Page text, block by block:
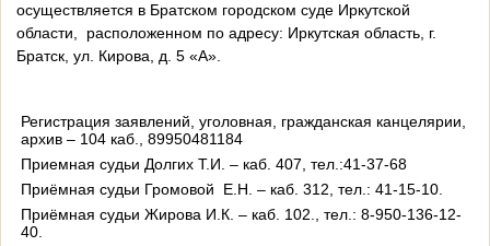
осуществляется в Братском городском суде Иркутской
области, расположенном по адресу: Иркутская область, г.
Братск, ул. Кирова, д. 5 «А».
Регистрация заявлений, уголовная, гражданская канцелярии,
архив – 104 каб., 89950481184
Приемная судьи Долгих Т.И. – каб. 407, тел.:41-37-68
Приёмная судьи Громовой Е.Н. – каб. 312, тел.: 41-15-10.
Приёмная судьи Жирова И.К. – каб. 102., тел.: 8-950-136-12-
40.